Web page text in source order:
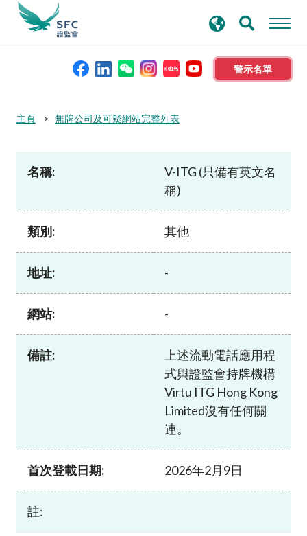
警示名單
本會簡介
資料庫
新聞稿及公布
加入本會
尋
主頁 無牌公司及可疑網站完整列表
名稱:
V-ITG (只備有英文名
稱)
類別: 其他
地址: -
網站: -
備註:
上述流動電話應用程
式與證監會持牌機構
Virtu ITG Hong Kong
Limited沒有任何關
連。
首次登載日期: 2026年2月9日
註: